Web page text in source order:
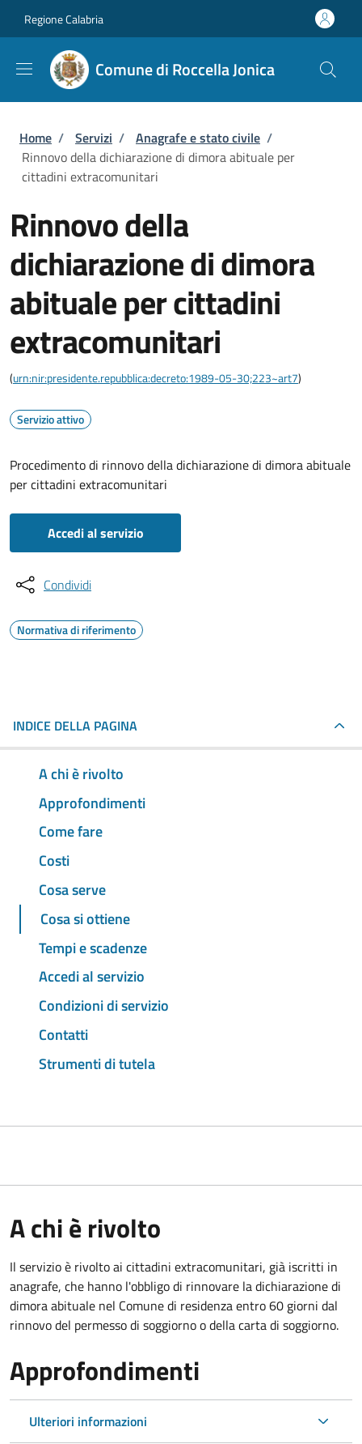
Regione Calabria
Comune di Roccella Jonica
Briciole di pane
Home / Servizi / Anagrafe e stato civile /
Rinnovo della dichiarazione di dimora abituale per
cittadini extracomunitari
Rinnovo della
dichiarazione di dimora
abituale per cittadini
extracomunitari
(urn:nir:presidente.repubblica:decreto:1989-05-30;223~art7)
Servizio attivo
Procedimento di rinnovo della dichiarazione di dimora abituale
per cittadini extracomunitari
Accedi al servizio
Condividi
Normativa di riferimento
INDICE DELLA PAGINA
A chi è rivolto
Approfondimenti
Come fare
Costi
Cosa serve
Cosa si ottiene
Tempi e scadenze
Accedi al servizio
Condizioni di servizio
Contatti
Strumenti di tutela
A chi è rivolto
Il servizio è rivolto ai cittadini extracomunitari, già iscritti in
anagrafe, che hanno l'obbligo di rinnovare la dichiarazione di
dimora abituale nel Comune di residenza entro 60 giorni dal
rinnovo del permesso di soggiorno o della carta di soggiorno.
Approfondimenti
Ulteriori informazioni